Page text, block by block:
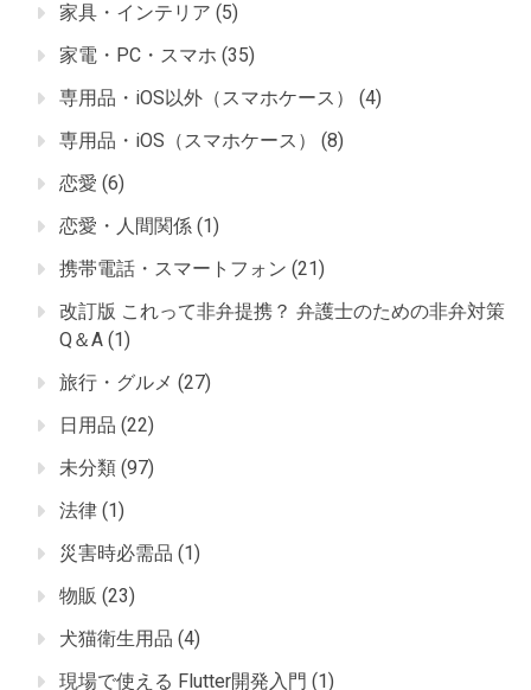
家具・インテリア (5)
家電・PC・スマホ (35)
専用品・iOS以外（スマホケース）
(4)
専用品・iOS（スマホケース）
(8)
恋愛 (6)
恋愛・人間関係 (1)
携帯電話・スマートフォン (21)
改訂版 これって非弁提携？ 弁護士のための非弁対策
Q＆A (1)
旅行・グルメ (27)
日用品 (22)
未分類 (97)
法律 (1)
災害時必需品 (1)
物販 (23)
犬猫衛生用品 (4)
現場で使える Flutter開発入門 (1)